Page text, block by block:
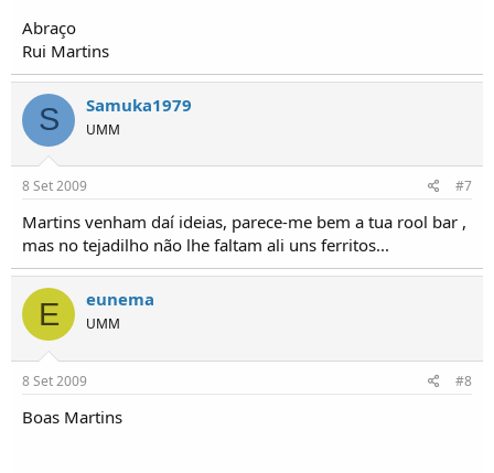
Abraço
Rui Martins
S Samuka1979
UMM
8 Set 2009 #7
Martins venham daí ideias, parece-me bem a tua rool bar ,
mas no tejadilho não lhe faltam ali uns ferritos...
E eunema
UMM
8 Set 2009 #8
Boas Martins